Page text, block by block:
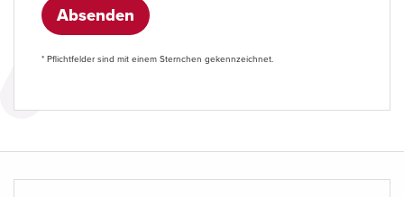
Absenden
* Pflichtfelder sind mit einem Sternchen gekennzeichnet.